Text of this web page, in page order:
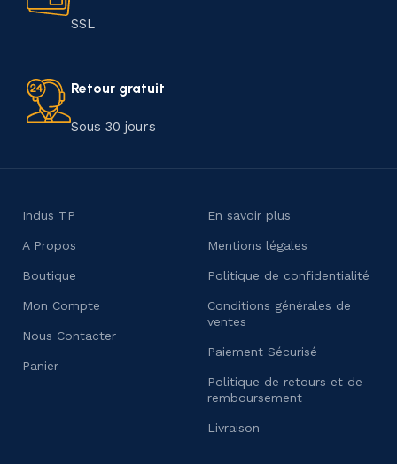
SSL
Retour gratuit
Sous 30 jours
Indus TP
A Propos
Boutique
Mon Compte
Nous Contacter
Panier
En savoir plus
Mentions légales
Politique de confidentialité
Conditions générales de
ventes
Paiement Sécurisé
Politique de retours et de
remboursement
Livraison